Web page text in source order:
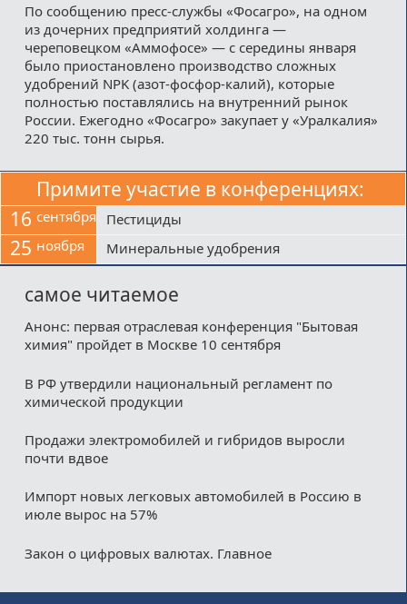
По сообщению пресс-службы «Фосагро», на одном
из дочерних предприятий холдинга —
череповецком «Аммофосе» — с середины января
было приостановлено производство сложных
удобрений NPK (азот-фосфор-калий), которые
полностью поставлялись на внутренний рынок
России. Ежегодно «Фосагро» закупает у «Уралкалия»
220 тыс. тонн сырья.
Примите участие в конференциях:
16 сентября Пестициды
25 ноября Минеральные удобрения
самое читаемое
Анонс: первая отраслевая конференция "Бытовая
химия" пройдет в Москве 10 сентября
В РФ утвердили национальный регламент по
химической продукции
Продажи электромобилей и гибридов выросли
почти вдвое
Импорт новых легковых автомобилей в Россию в
июле вырос на 57%
Закон о цифровых валютах. Главное